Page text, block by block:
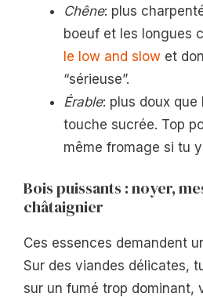
Chêne: plus
boeuf et les longues
le low and slow et
“sérieuse”.
Érable: plus doux
touche sucrée. Top
même fromage si tu
Bois puissants : noyer,
châtaignier
Ces essences demandent
Sur des viandes délicates,
sur un fumé trop dominant,